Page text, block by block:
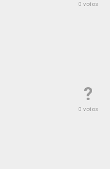
0 votos
?
0 votos